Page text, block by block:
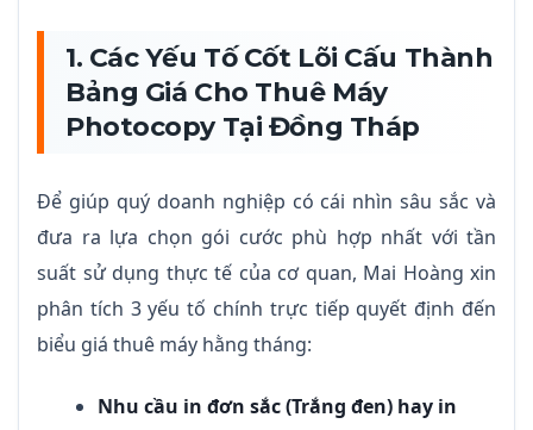
1. Các Yếu Tố Cốt Lõi Cấu Thành
Bảng Giá Cho Thuê Máy
Photocopy Tại Đồng Tháp
Để giúp quý doanh nghiệp có cái nhìn sâu sắc và
đưa ra lựa chọn gói cước phù hợp nhất với tần
suất sử dụng thực tế của cơ quan, Mai Hoàng xin
phân tích 3 yếu tố chính trực tiếp quyết định đến
biểu giá thuê máy hằng tháng:
Nhu cầu in đơn sắc (Trắng đen) hay in